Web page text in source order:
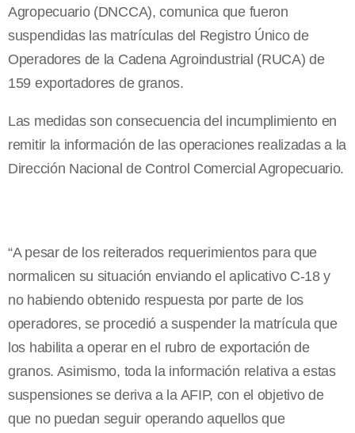
Agropecuario (DNCCA), comunica que fueron
suspendidas las matrículas del Registro Único de
Operadores de la Cadena Agroindustrial (RUCA) de
159 exportadores de granos.
Las medidas son consecuencia del incumplimiento en
remitir la información de las operaciones realizadas a la
Dirección Nacional de Control Comercial Agropecuario.
“A pesar de los reiterados requerimientos para que
normalicen su situación enviando el aplicativo C-18 y
no habiendo obtenido respuesta por parte de los
operadores, se procedió a suspender la matrícula que
los habilita a operar en el rubro de exportación de
granos. Asimismo, toda la información relativa a estas
suspensiones se deriva a la AFIP, con el objetivo de
que no puedan seguir operando aquellos que